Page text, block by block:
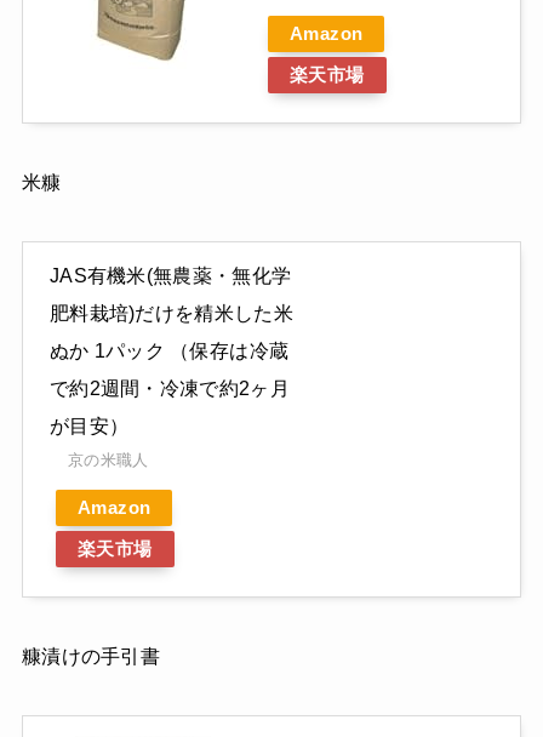
Amazon
楽天市場
米糠
JAS有機米(無農薬・無化学
肥料栽培)だけを精米した米
ぬか 1パック （保存は冷蔵
で約2週間・冷凍で約2ヶ月
が目安）
京の米職人
Amazon
楽天市場
糠漬けの手引書